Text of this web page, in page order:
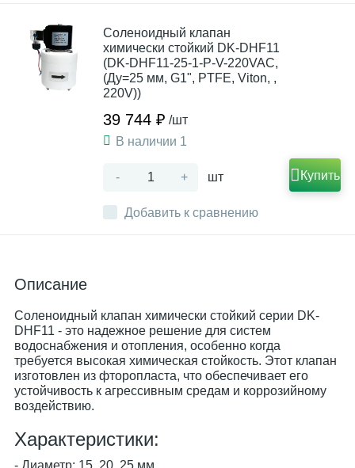
Добавить к сравнению
Соленоидный клапан
химически стойкий DK-DHF11
(DK-DHF11-25-1-P-V-220VAC,
(Ду=25 мм, G1", PTFE, Viton, ,
220V))
39 744 ₽ /шт
В наличии 1
- + шт Купить
Описание
Соленоидный клапан химически стойкий серии DK-
DHF11 - это надежное решение для систем
водоснабжения и отопления, особенно когда
требуется высокая химическая стойкость. Этот клапан
изготовлен из фторопласта, что обеспечивает его
устойчивость к агрессивным средам и коррозийному
воздействию.
Характеристики:
- Диаметр: 15, 20, 25 мм